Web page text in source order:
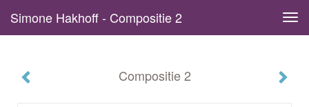
Simone Hakhoff - Compositie 2
Compositie 2